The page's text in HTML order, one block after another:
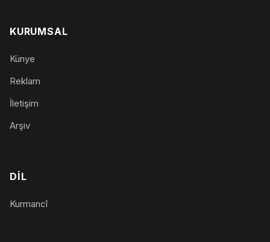
KURUMSAL
Künye
Reklam
İletişim
Arşiv
DIL
Kurmancî